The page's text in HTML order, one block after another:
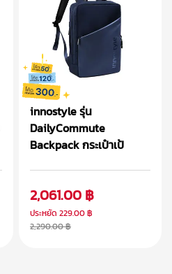
innostyle รุ่น
DailyCommute
Backpack กระเป๋าเป้
2,061.00 ฿
ประหยัด 229.00 ฿
2,290.00 ฿